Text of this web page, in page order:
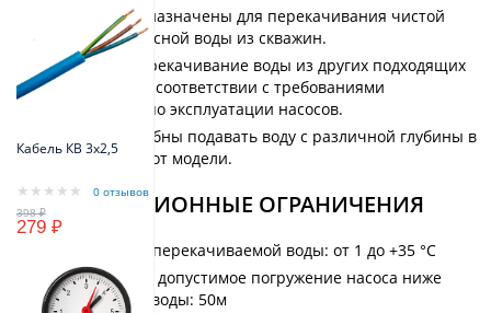
Кабель КВ 3х2,5
0 отзывов
279 ₽
Насосы предназначены для перекачивания чистой
холодной пресной воды из скважин.
Возможно перекачивание воды из других подходящих
источников в соответствии с требованиями
руководства по эксплуатации насосов.
Насосы способны подавать воду с различной глубины в
зависимости от модели.
ЭКСПЛУАТАЦИОННЫЕ ОГРАНИЧЕНИЯ
Температура перекачиваемой воды: от 1 до +35 °С
Максимально допустимое погружение насоса ниже
поверхности воды: 50м